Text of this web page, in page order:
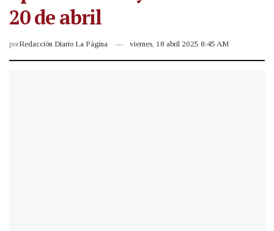
20 de abril
porRedacción Diario La Página viernes, 18 abril 2025 8:45 AM